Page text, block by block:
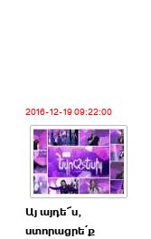
2016-12-19 09:22:00
Այ այդե՜ս,
ստորացրե՛ք